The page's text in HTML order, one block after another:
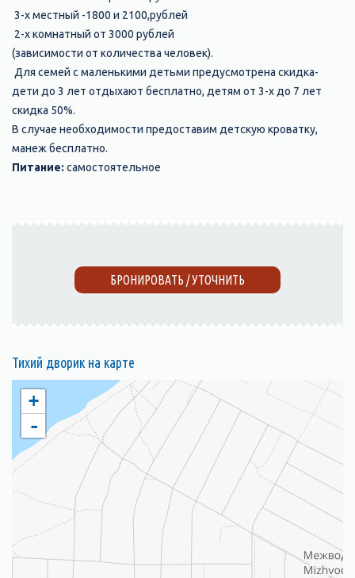
3-х местный -1800 и 2100,рублей
2-х комнатный от 3000 рублей
(зависимости от количества человек).
Для семей с маленькими детьми предусмотрена скидка-
дети до 3 лет отдыхают бесплатно, детям от 3-х до 7 лет
скидка 50%.
В случае необходимости предоставим детскую кроватку,
манеж бесплатно.
Питание: самостоятельное
БРОНИРОВАТЬ / УТОЧНИТЬ
Тихий дворик на карте
+
-